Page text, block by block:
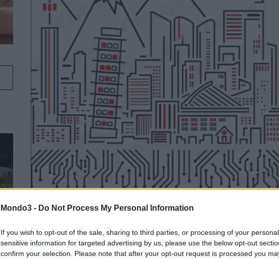
Mondo3 - Do Not Process My Personal Information
If you wish to opt-out of the sale, sharing to third parties, or processing of your
sensitive information for targeted advertising by us, please use the below opt-out
confirm your selection. Please note that after your opt-out request is processed you